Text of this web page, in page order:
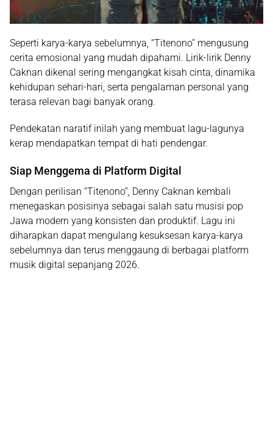
Seperti karya-karya sebelumnya, “Titenono” mengusung
cerita emosional yang mudah dipahami. Lirik-lirik Denny
Caknan dikenal sering mengangkat kisah cinta, dinamika
kehidupan sehari-hari, serta pengalaman personal yang
terasa relevan bagi banyak orang.
Pendekatan naratif inilah yang membuat lagu-lagunya
kerap mendapatkan tempat di hati pendengar.
Siap Menggema di Platform Digital
Dengan perilisan “Titenono”, Denny Caknan kembali
menegaskan posisinya sebagai salah satu musisi pop
Jawa modern yang konsisten dan produktif. Lagu ini
diharapkan dapat mengulang kesuksesan karya-karya
sebelumnya dan terus menggaung di berbagai platform
musik digital sepanjang 2026.